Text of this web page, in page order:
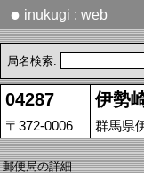
● inukugi : web
局名検索:
04287 伊勢
〒372-0006 群馬県
郵便局の詳細